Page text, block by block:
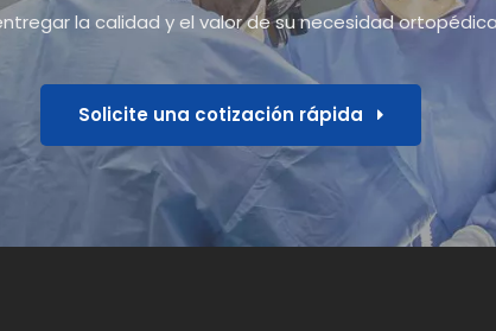
la calidad y el valor de su necesidad
Solicite una cotización rápida